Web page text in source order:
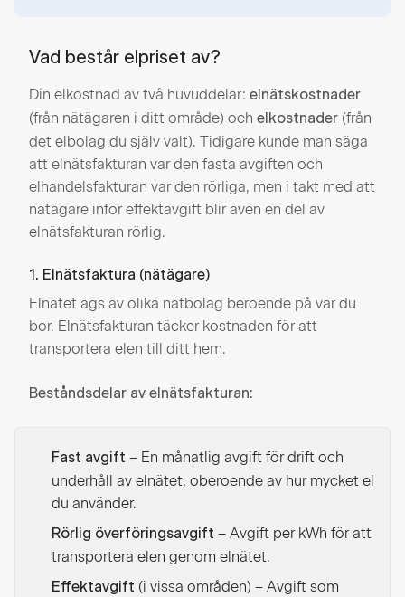
Vad består elpriset av?
Din elkostnad av två huvuddelar: elnätskostnader
(från nätägaren i ditt område) och elkostnader (från
det elbolag du själv valt). Tidigare kunde man säga
att elnätsfakturan var den fasta avgiften och
elhandelsfakturan var den rörliga, men i takt med att
nätägare inför effektavgift blir även en del av
elnätsfakturan rörlig.
1. Elnätsfaktura (nätägare)
Elnätet ägs av olika nätbolag beroende på var du
bor. Elnätsfakturan täcker kostnaden för att
transportera elen till ditt hem.
Beståndsdelar av elnätsfakturan:
Fast avgift – En månatlig avgift för drift och
underhåll av elnätet, oberoende av hur mycket el
du använder.
Rörlig överföringsavgift – Avgift per kWh för att
transportera elen genom elnätet.
Effektavgift (i vissa områden) – Avgift som